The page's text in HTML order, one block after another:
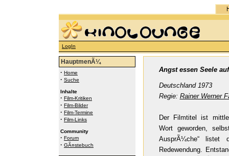
LogIn
HauptmenÃ¼
· Home
· Suche
Inhalte
· Film-Kritiken
· Film-Bilder
· Film-Termine
· Film-Links
Community
· Forum
· GÃ¤stebuch
Angst essen Seele auf
Deutschland 1973
Regie: Rainer Werner
Der Filmtitel ist
Wort geworden,
AusprÃ¼che“ listet
Redewendung.